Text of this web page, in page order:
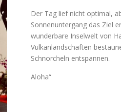
Der Tag lief nicht optimal,
Sonnenuntergang das Ziel
wunderbare Inselwelt von
Vulkanlandschaften
Schnorcheln entspannen.
Aloha“